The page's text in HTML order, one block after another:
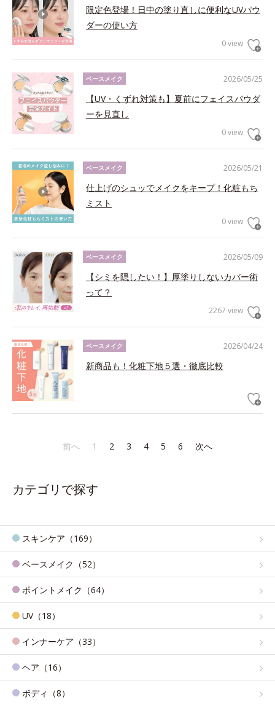
限定色登場！日中の塗り直しに便利なUVパウ
ダーの使い方
0 view
2026/05/25
ベースメイク
【UV・くずれ対策も】夏前にフェイスパウダ
ーを見直し
0 view
2026/05/21
ベースメイク
仕上げのシュッでメイクをキープ！化粧もち
ミスト
0 view
2026/05/09
ベースメイク
【シミを隠したい！】厚塗りしないカバー術
って？
2267 view
2026/04/24
ベースメイク
新商品も！化粧下地５選・徹底比較
前へ 1 2 3 4 5 6 次へ
カテゴリで探す
スキンケア（169）
ベースメイク（52）
ポイントメイク（64）
UV（18）
インナーケア（33）
ヘア（16）
ボディ（8）